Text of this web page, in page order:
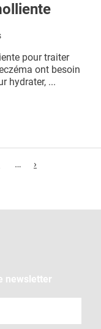
pour traiter
ont besoin
hydrater, ...
… ›
newsletter